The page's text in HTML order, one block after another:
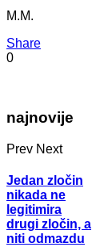
M.M.
Share
0
najnovije
Prev Next
Jedan zločin
nikada ne
legitimira
drugi zločin, a
niti odmazdu